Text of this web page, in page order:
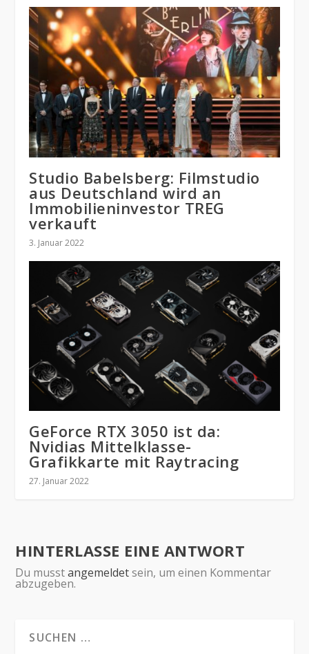
Studio Babelsberg: Filmstudio
aus Deutschland wird an
Immobilieninvestor TREG
verkauft
3. Januar 2022
GeForce RTX 3050 ist da:
Nvidias Mittelklasse-
Grafikkarte mit Raytracing
27. Januar 2022
HINTERLASSE EINE ANTWORT
Du musstangemeldetsein, um einen Kommentar
abzugeben.